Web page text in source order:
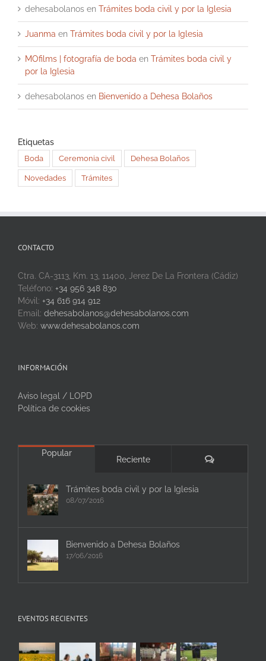
dehesabolanos en Trámites boda civil y por la Iglesia
Juanma en Trámites boda civil y por la Iglesia
MOfilms | fotografía de boda en Trámites boda civil y
por la Iglesia
dehesabolanos en Bienvenido a Dehesa Bolaños
Etiquetas
Boda Ceremonia civil Dehesa Bolaños
Novedades Trámites
CONTACTO
Ctra. CA-3113, Km. 13, 11400, Jerez De La Frontera (Cádiz)
Teléfono: +34 956 348 830
Móvil: +34 616 914 912
Email: dehesabolanos@dehesabolanos.com
Web: www.dehesabolanos.com
INFORMACIÓN
Aviso legal / LOPD
Política de cookies
Popular
Reciente Comentarios
Trámites boda civil y por la Iglesia
08/07/2016
Bienvenido a Dehesa Bolaños
17/06/2016
EVENTOS RECIENTES